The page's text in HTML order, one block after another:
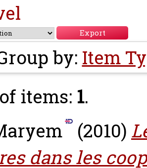
by: Item
items: 1.
(2010)
dans les